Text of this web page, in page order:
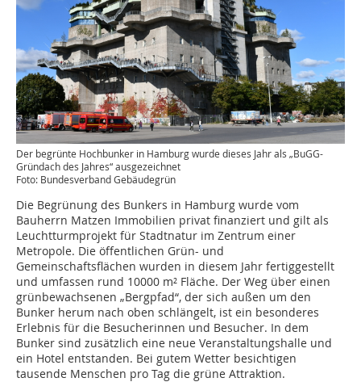
Der begrünte Hochbunker in Hamburg wurde dieses Jahr als „BuGG-
Gründach des Jahres“ ausgezeichnet
Foto: Bundesverband Gebäudegrün
Die Begrünung des Bunkers in Hamburg wurde vom
Bauherrn Matzen Immobilien privat finanziert und gilt als
Leuchtturmprojekt für Stadtnatur im Zentrum einer
Metropole. Die öffentlichen Grün- und
Gemeinschaftsflächen wurden in diesem Jahr fertiggestellt
und umfassen rund 10000 m² Fläche. Der Weg über einen
grünbewachsenen „Bergpfad“, der sich außen um den
Bunker herum nach oben schlängelt, ist ein besonderes
Erlebnis für die Besucherinnen und Besucher. In dem
Bunker sind zusätzlich eine neue Veranstaltungshalle und
ein Hotel entstanden. Bei gutem Wetter besichtigen
tausende Menschen pro Tag die grüne Attraktion.